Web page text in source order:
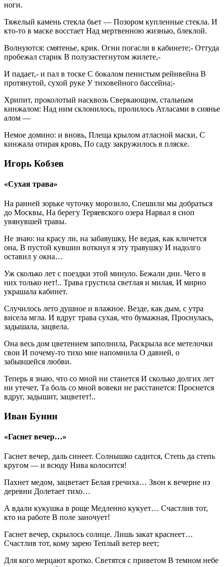
ноги.
Тяжелый камень стекла бьет — Позором купленные стекла. И
кто-то в маске восстает Над мертвенною жизнью, блеклой.
Волнуются: смятенье, крик. Огни погасли в кабинете;- Оттуда
пробежал старик В полузастегнутом жилете,-
И падает,- и пал в тоске С бокалом пенистым рейнвейна В
протянутой, сухой руке У тиховейного бассейна;-
Хрипит, проколотый насквозь Сверкающим, стальным
кинжалом: Над ним склонилось, пролилось Атласами в сиянье
алом —
Немое домино: и вновь, Плеща крылом атласной маски, С
кинжала отирая кровь, По саду закружилось в пляске.
Игорь Кобзев
«Сухая трава»
На ранней зорьке чуточку морозило, Спешили мы добраться
до Москвы, На берегу Теряевского озера Нарвал я сноп
увянувшей травы.
Не знаю: на красу ли, на забавушку, Не ведая, как кличется
она, В пустой кувшин воткнул я эту травушку И надолго
оставил у окна…
Уж сколько лет с поездки этой минуло. Бежали дни. Чего в
них только нет!.. Трава грустила светлая и милая, И мирно
украшала кабинет.
Случилось лето душное и влажное. Везде, как дым, с утра
висела мгла. И вдруг трава сухая, что бумажная, Проснулась,
задышала, зацвела.
Она весь дом цветением заполнила, Раскрыла все метелочки
свои И почему-то тихо мне напомнила О давней, о
забывшейся любви.
Теперь я знаю, что со мной ни станется И сколько долгих лет
ни утечет, Та боль со мной вовеки не расстанется: Проснется
вдруг, задышит, зацветет!..
Иван Бунин
«Гаснет вечер…»
Гаснет вечер, даль синеет. Солнышко садится, Степь да степь
кругом — и всюду Нива колосится!
Пахнет медом, зацветает Белая гречиха… Звон к вечерне из
деревни Долетает тихо…
А вдали кукушка в роще Медленно кукует… Счастлив тот,
кто на работе В поле заночует!
Гаснет вечер, скрылось солнце. Лишь закат краснеет…
Счастлив тот, кому зарею Теплый ветер веет;
Для кого мерцают кротко. Светятся с приветом В темном небе